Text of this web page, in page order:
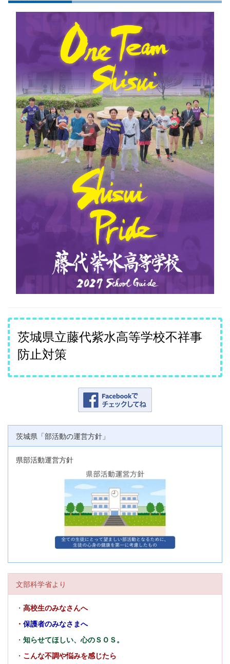
茨城県立藤代紫水高等学校不祥事
防止対策
茨城県「部活動の運営方針」
県部活動運営方針
文部科学省より
・ 高校生のみなさんへ
・ 保護者のみなさまへ
・ 知らせてほしい、心のＳＯＳ。
・ こんな不調や悩みを感じたら